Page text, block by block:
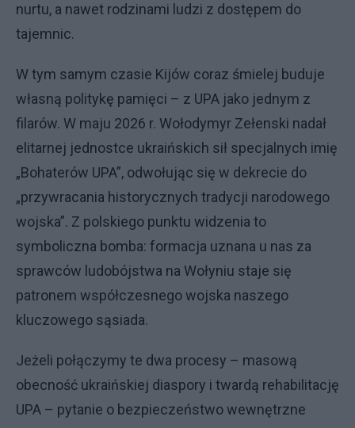
nurtu, a nawet rodzinami ludzi z dostępem do
tajemnic.
W tym samym czasie Kijów coraz śmielej buduje
własną politykę pamięci – z UPA jako jednym z
filarów. W maju 2026 r. Wołodymyr Zełenski nadał
elitarnej jednostce ukraińskich sił specjalnych imię
„Bohaterów UPA”, odwołując się w dekrecie do
„przywracania historycznych tradycji narodowego
wojska”. Z polskiego punktu widzenia to
symboliczna bomba: formacja uznana u nas za
sprawców ludobójstwa na Wołyniu staje się
patronem współczesnego wojska naszego
kluczowego sąsiada.
Jeżeli połączymy te dwa procesy – masową
obecność ukraińskiej diaspory i twardą rehabilitację
UPA – pytanie o bezpieczeństwo wewnętrzne